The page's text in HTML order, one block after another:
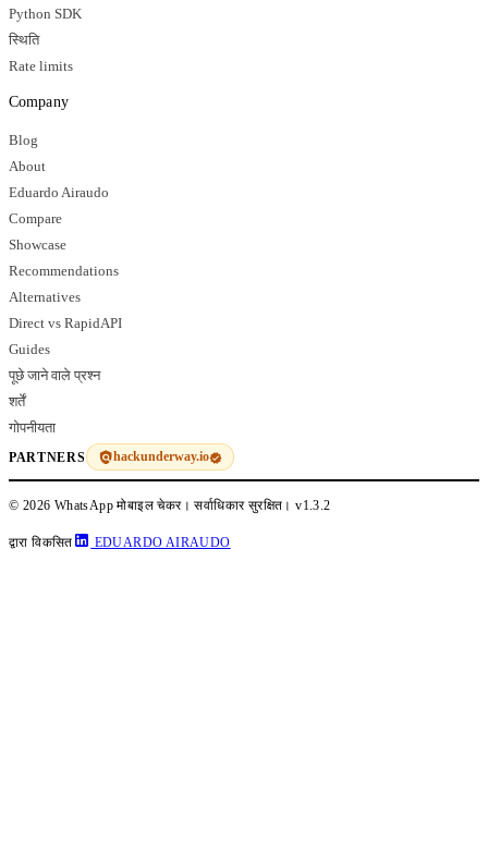
Python SDK
स्थिति
Rate limits
Company
Blog
About
Eduardo Airaudo
Compare
Showcase
Recommendations
Alternatives
Direct vs RapidAPI
Guides
पूछे जाने वाले प्रश्न
शर्तें
गोपनीयता
PARTNERS hackunderway.io
© 2026 WhatsApp मोबाइल चेकर। सर्वाधिकार सुरक्षित।v1.3.2
द्वारा विकसित EDUARDO AIRAUDO